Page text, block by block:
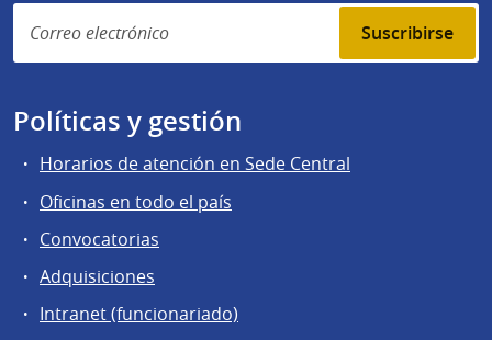
Suscribirse
Políticas y gestión
Horarios de atención en Sede Central
Oficinas en todo el país
Convocatorias
Adquisiciones
Intranet (funcionariado)